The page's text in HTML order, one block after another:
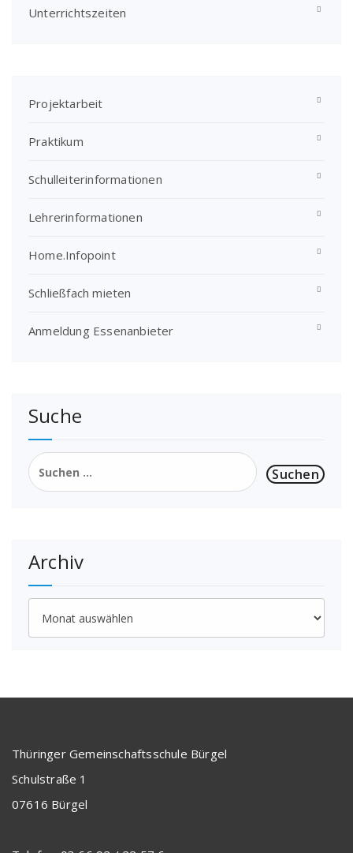
Unterrichtszeiten
Projektarbeit
Praktikum
Schulleiterinformationen
Lehrerinformationen
Home.Infopoint
Schließfach mieten
Anmeldung Essenanbieter
Suche
Suchen
nach:
Archiv
Thüringer Gemeinschaftsschule Bürgel
Schulstraße 1
07616 Bürgel